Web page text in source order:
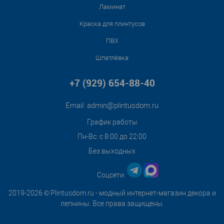
Ламинат
Краска для плинтусов
ПВХ
Шпатлёвка
2019-2026 © Plintusdom.ru - модный интернет-магазин декора и
лепнины. Все права защищены.
+7 (929) 654-88-40
Email: admin@plintusdom.ru
График работы
Пн-Вс: с 8:00 до 22:00
Без выходных
Соцсети: